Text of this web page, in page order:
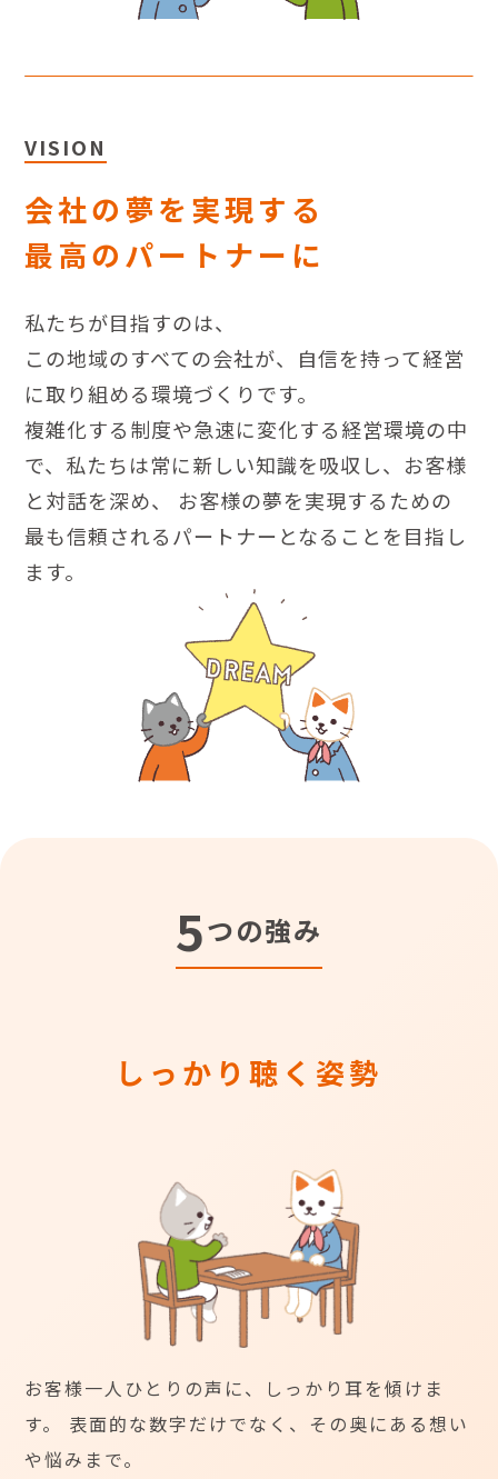
VISION
会社の夢を実現する
最高のパートナーに
私たちが目指すのは、
この地域のすべての会社が、 自信を持って経営
に取り組める環境づくりです。
複雑化する制度や急速に変化する経営環境の中
で、 私たちは常に新しい知識を吸収し、お客様
と対話を深め、
お客様の夢を実現するための
最も信頼されるパートナーとなることを目指し
ます。
5つの強み
しっかり聴く姿勢
お客様一人ひとりの声に、しっかり耳を傾けま
す。 表面的な数字だけでなく、その奥にある想い
や悩みまで。